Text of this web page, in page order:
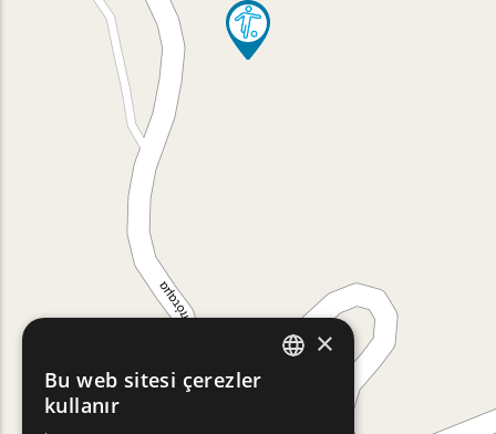
×
Bu web sitesi çerezler
kullanır